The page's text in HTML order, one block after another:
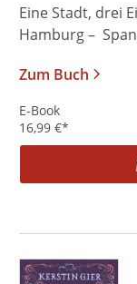
Eine Stadt, drei
Hamburg –
Zum Buch
E-Book
16,99 €*